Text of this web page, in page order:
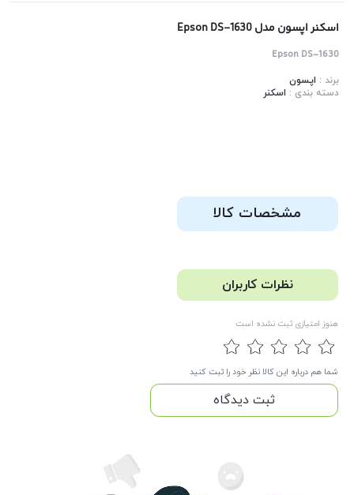
اسکنر اپسون مدل Epson DS-1630
Epson DS-1630
برند : اپسون
دسته بندی : اسکنر
مشخصات کالا
نظرات کاربران
هنوز امتیازی ثبت نشده است
شما هم درباره این کالا نظر خود را ثبت کنید
ثبت دیدگاه